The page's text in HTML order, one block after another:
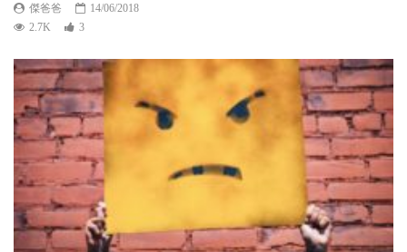
傑爸爸
14/06/2018
2.7K
3